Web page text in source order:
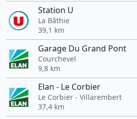
Station U
La Bâthie
39,1 km
Garage Du Grand Pont
Courchevel
9,8 km
Elan - Le Corbier
Le Corbier - Villarembert
37,4 km